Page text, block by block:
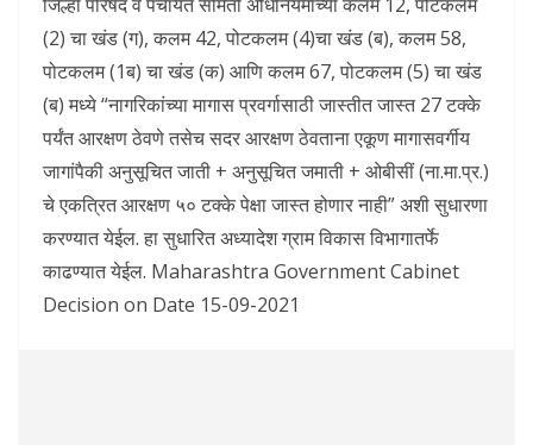
(2) चा खंड (ग), कलम 42, पोटकलम (4)चा खंड (ब), कलम 58,
पोटकलम (1ब) चा खंड (क) आणि कलम 67, पोटकलम (5) चा खंड
(ब) मध्ये “नागरिकांच्या मागास प्रवर्गासाठी जास्तीत जास्त 27 टक्के
पर्यंत आरक्षण ठेवणे तसेच सदर आरक्षण ठेवताना एकूण मागासवर्गीय
जागांपैकी अनुसूचित जाती + अनुसूचित जमाती + ओबीसीं (ना.मा.प्र.)
चे एकत्रित आरक्षण ५० टक्के पेक्षा जास्त होणार नाही” अशी सुधारणा
करण्यात येईल. हा सुधारित अध्यादेश ग्राम विकास विभागातर्फे
काढण्यात येईल. Maharashtra Government Cabinet
Decision on Date 15-09-2021